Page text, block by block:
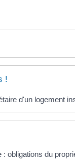
!
d'un logement
: obligations du